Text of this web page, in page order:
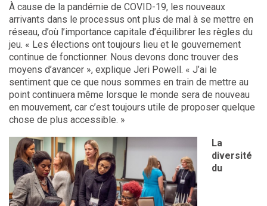
À cause de la pandémie de COVID-19, les nouveaux
arrivants dans le processus ont plus de mal à se mettre en
réseau, d’où l’importance capitale d’équilibrer les règles du
jeu. « Les élections ont toujours lieu et le gouvernement
continue de fonctionner. Nous devons donc trouver des
moyens d’avancer », explique Jeri Powell. « J’ai le
sentiment que ce que nous sommes en train de mettre au
point continuera même lorsque le monde sera de nouveau
en mouvement, car c’est toujours utile de proposer quelque
chose de plus accessible. »
La
diversité
du